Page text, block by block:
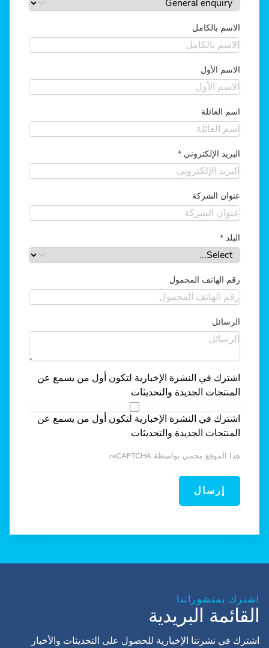
الاسم بالكامل
الاسم الأول
اسم العائلة
البريد الإلكتروني *
عنوان الشركة
البلد *
رقم الهاتف المحمول
الرسائل
اشترك في النشرة الإخبارية لتكون أول من يسمع عن
المنتجات الجديدة والتحديثات
اشترك في النشرة الإخبارية لتكون أول من يسمع عن
المنتجات الجديدة والتحديثات
هذا الموقع محمي بواسطة reCAPTCHA
إرسال
اشترك بمنشوراتنا
القائمة البريدية
اشترك في نشرتنا الإخبارية للحصول على التحديثات والأخبار